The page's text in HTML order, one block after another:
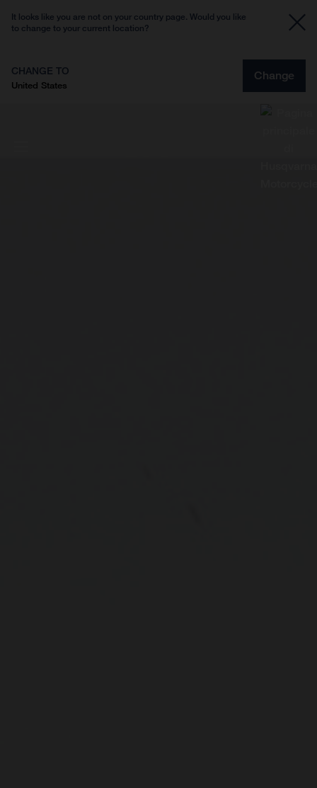
It looks like you are not on your country page. Would you like
to change to your current location?
CHANGE TO
United States
Change